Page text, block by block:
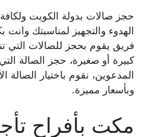
حجز صالات بدولة الكويت
الهدوء والتجهيز لمناسبتك
فريق يقوم بحجز للصالات التي
كبيرة أو صغيرة، حجز الصالة
المدعوين، نقوم باختيار
وبأسعار مميزة.
مكت بأفراح